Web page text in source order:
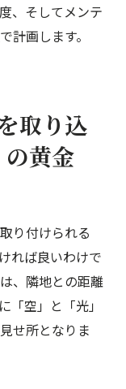
、そしてメンテ
計画します。
取り込
黄金
り付けられる
れば良いわけで
、隣地との距離
「空」と「光」
せ所となりま